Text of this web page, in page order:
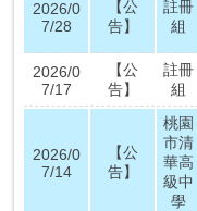
2026/0
7/28
【公
告】
註冊
組
2026/0
7/17
【公
告】
註冊
組
2026/0
7/14
【公
告】
桃園
市清
華高
級中
學